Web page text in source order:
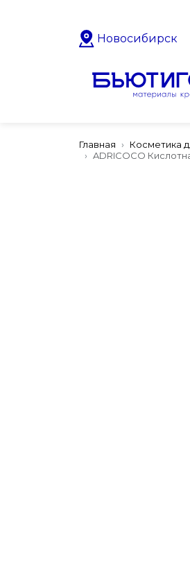
Новосибирск
Главная Косметика
ADRICOCO